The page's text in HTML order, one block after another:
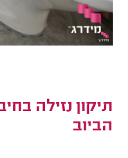
תיקון נזילה
הביוב